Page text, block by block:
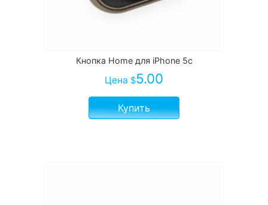
Кнопка Home для iPhone 5c
Цена $5.00
Купить